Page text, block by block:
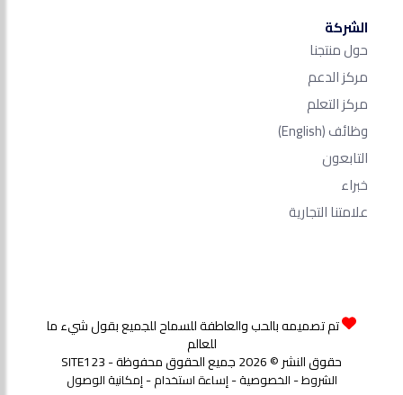
الشركة
حول منتجنا
مركز الدعم
مركز التعلم
وظائف(English)
التابعون
خبراء
علامتنا التجارية
تم تصميمه بالحب والعاطفة للسماح للجميع بقول شيء ما
للعالم
حقوق النشر © 2026 جميع الحقوق محفوظة - SITE123
الشروط- الخصوصية-إساءة استخدام-إمكانية الوصول